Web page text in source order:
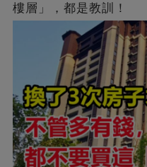
樓層」，都是教訓！